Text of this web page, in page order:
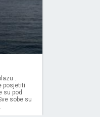
.
posjetiti
su pod
sobe su